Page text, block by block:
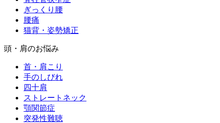
ぎっくり腰
腰痛
猫背・姿勢矯正
頭・肩のお悩み
首・肩こり
手のしびれ
四十肩
ストレートネック
顎関節症
突発性難聴